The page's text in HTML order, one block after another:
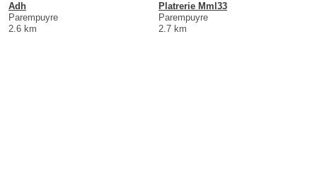
Adh
Parempuyre
2.6 km
Platrerie Mml33
Parempuyre
2.7 km